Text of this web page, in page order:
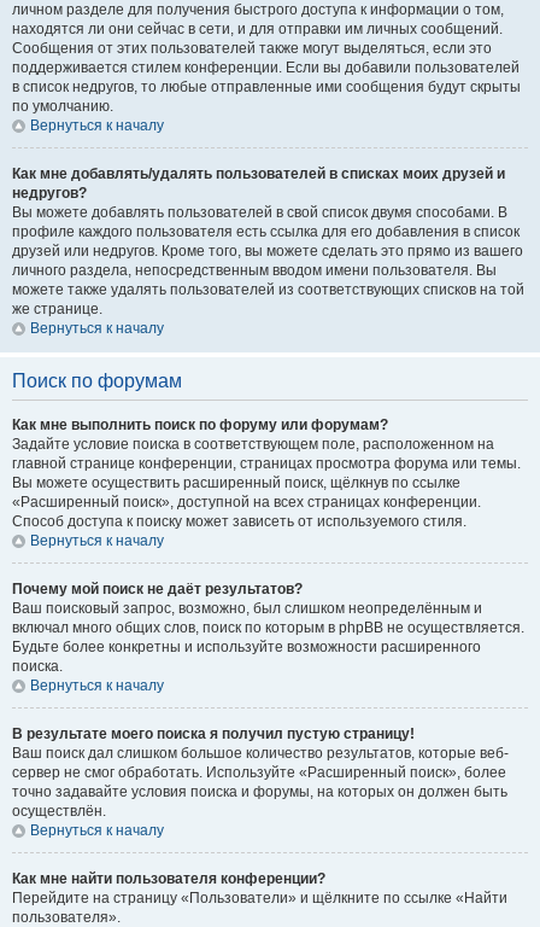
личном разделе для получения быстрого доступа к информации о том,
находятся ли они сейчас в сети, и для отправки им личных сообщений.
Сообщения от этих пользователей также могут выделяться, если это
поддерживается стилем конференции. Если вы добавили пользователей
в список недругов, то любые отправленные ими сообщения будут скрыты
по умолчанию.
Вернуться к началу
Как мне добавлять/удалять пользователей в списках моих друзей и
недругов?
Вы можете добавлять пользователей в свой список двумя способами. В
профиле каждого пользователя есть ссылка для его добавления в список
друзей или недругов. Кроме того, вы можете сделать это прямо из вашего
личного раздела, непосредственным вводом имени пользователя. Вы
можете также удалять пользователей из соответствующих списков на той
же странице.
Вернуться к началу
Поиск по форумам
Как мне выполнить поиск по форуму или форумам?
Задайте условие поиска в соответствующем поле, расположенном на
главной странице конференции, страницах просмотра форума или темы.
Вы можете осуществить расширенный поиск, щёлкнув по ссылке
«Расширенный поиск», доступной на всех страницах конференции.
Способ доступа к поиску может зависеть от используемого стиля.
Вернуться к началу
Почему мой поиск не даёт результатов?
Ваш поисковый запрос, возможно, был слишком неопределённым и
включал много общих слов, поиск по которым в phpBB не осуществляется.
Будьте более конкретны и используйте возможности расширенного
поиска.
Вернуться к началу
В результате моего поиска я получил пустую страницу!
Ваш поиск дал слишком большое количество результатов, которые веб-
сервер не смог обработать. Используйте «Расширенный поиск», более
точно задавайте условия поиска и форумы, на которых он должен быть
осуществлён.
Вернуться к началу
Как мне найти пользователя конференции?
Перейдите на страницу «Пользователи» и щёлкните по ссылке «Найти
пользователя».